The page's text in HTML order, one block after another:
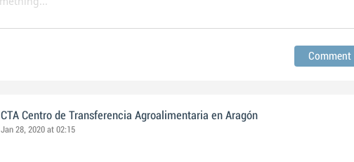
CTA Centro de Transferencia Agroalimentaria en Aragón
Jan 28, 2020 at 02:15